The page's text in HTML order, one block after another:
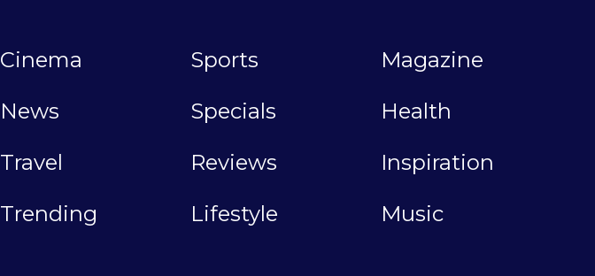
Cinema Sports
Magazine
News
Specials
Health
Travel
Reviews
Inspiration
Trending
Lifestyle Music